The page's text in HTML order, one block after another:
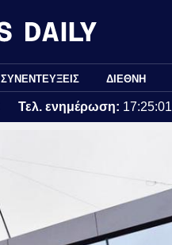
ΣΥΝΕΝΤΕΥΞΕΙΣ ΔΙΕΘΝΗ
Τελ. ενημέρωση: 17:25:01